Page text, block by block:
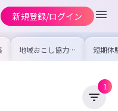
新規登録/ログイン
地域おこし協力隊
の求人やイベント
を集めました！仕
短期体
り〜数
域を知
期体
1